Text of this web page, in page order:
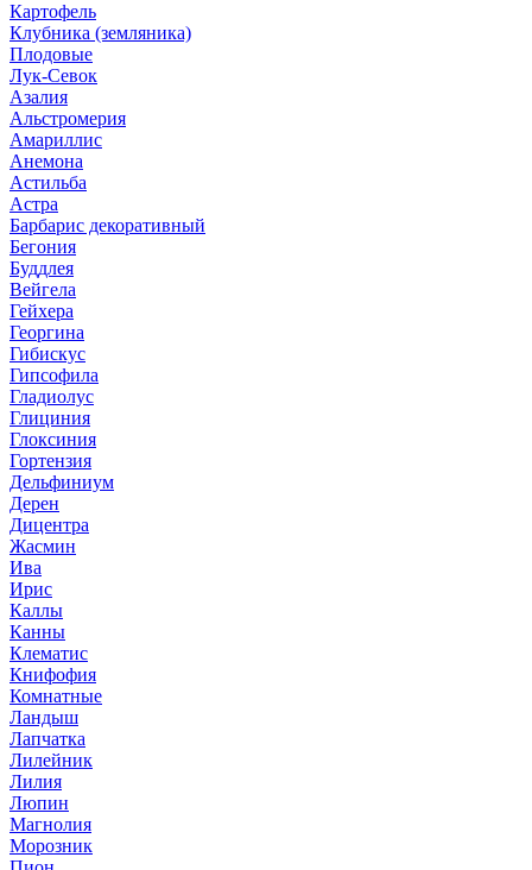
Картофель
Клубника (земляника)
Плодовые
Лук-Севок
Азалия
Альстромерия
Амариллис
Анемона
Астильба
Астра
Барбарис декоративный
Бегония
Буддлея
Вейгела
Гейхера
Георгина
Гибискус
Гипсофила
Гладиолус
Глициния
Глоксиния
Гортензия
Дельфиниум
Дерен
Дицентра
Жасмин
Ива
Ирис
Каллы
Канны
Клематис
Книфофия
Комнатные
Ландыш
Лапчатка
Лилейник
Лилия
Люпин
Магнолия
Морозник